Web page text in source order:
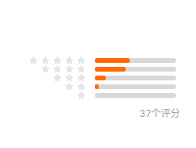
十年
政坛乱象
37个评分